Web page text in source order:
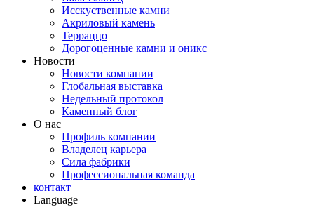
Исскуственные камни
Акриловый камень
Терраццо
Дорогоценные камни и оникс
Новости
Новости компании
Глобальная выставка
Недельный протокол
Каменный блог
О нас
Профиль компании
Владелец карьера
Сила фабрики
Профессиональная команда
контакт
Language